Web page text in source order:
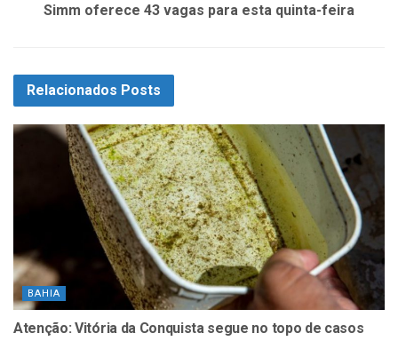
Simm oferece 43 vagas para esta quinta-feira
Relacionados Posts
BAHIA
Atenção: Vitória da Conquista segue no topo de casos